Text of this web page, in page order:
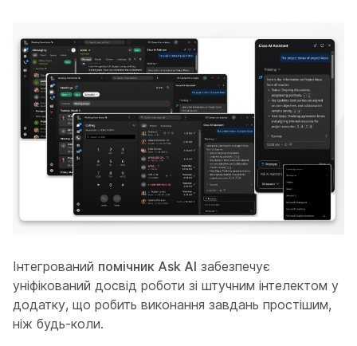
Інтегрований помічник Ask AI забезпечує
уніфікований досвід роботи зі штучним інтелектом у
додатку, що робить виконання завдань простішим,
ніж будь-коли.